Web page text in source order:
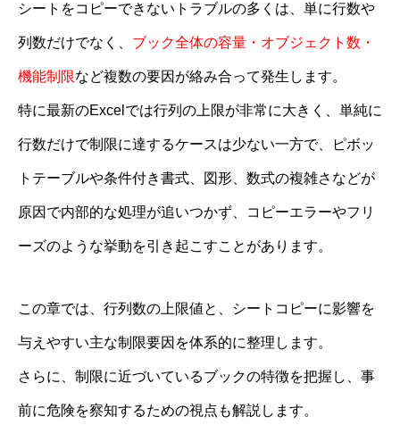
シートをコピーできないトラブルの多くは、単に行数や
列数だけでなく、 ブック全体の容量・オブジェクト数・
機能制限など複数の要因が絡み合って発生します。
特に最新のExcelでは行列の上限が非常に大きく、単純に
行数だけで制限に達するケースは少ない一方で、ピボッ
トテーブルや条件付き書式、図形、数式の複雑さなどが
原因で内部的な処理が追いつかず、コピーエラーやフリ
ーズのような挙動を引き起こすことがあります。
この章では、行列数の上限値と、シートコピーに影響を
与えやすい主な制限要因を体系的に整理します。
さらに、制限に近づいているブックの特徴を把握し、事
前に危険を察知するための視点も解説します。